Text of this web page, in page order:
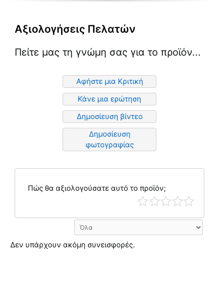
Αξιολογήσεις Πελατών
Πείτε μας τη γνώμη σας για το προϊόν...
Αφήστε μια Κριτική
Κάνε μια ερώτηση
Δημοσίευση βίντεο
Δημοσίευση
φωτογραφίας
Πώς θα αξιολογούσατε αυτό το προϊόν;
Δεν υπάρχουν ακόμη συνεισφορές.